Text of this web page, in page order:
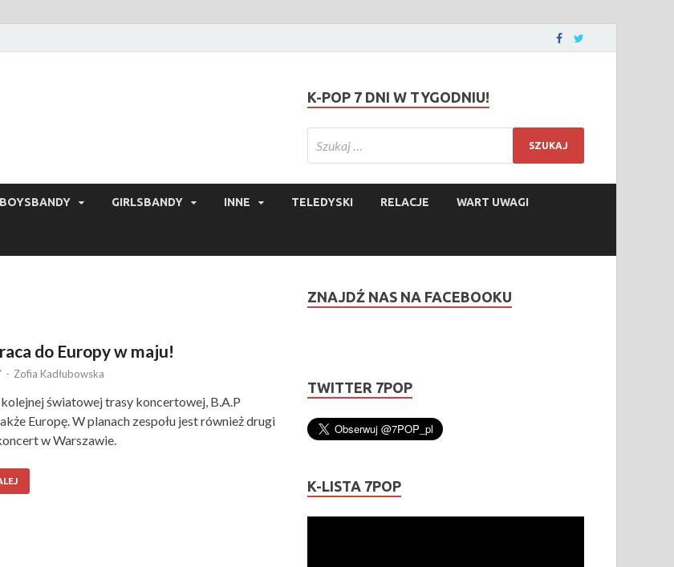
K-POP 7 DNI W TYGODNIU!
BOYSBANDY GIRLSBANDY INNE TELEDYSKI RELACJE WART UWAGI
do Europy w maju!
- Zofia Kadłubowska
światowej trasy koncertowej, B.A.P
Europę. W planach zespołu jest również drugi
w Warszawie.
ZNAJDŹ NAS NA FACEBOOKU
TWITTER 7POP
K-LISTA 7POP